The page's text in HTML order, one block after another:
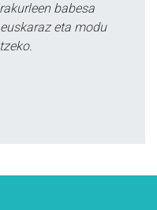
babesa
eta modu